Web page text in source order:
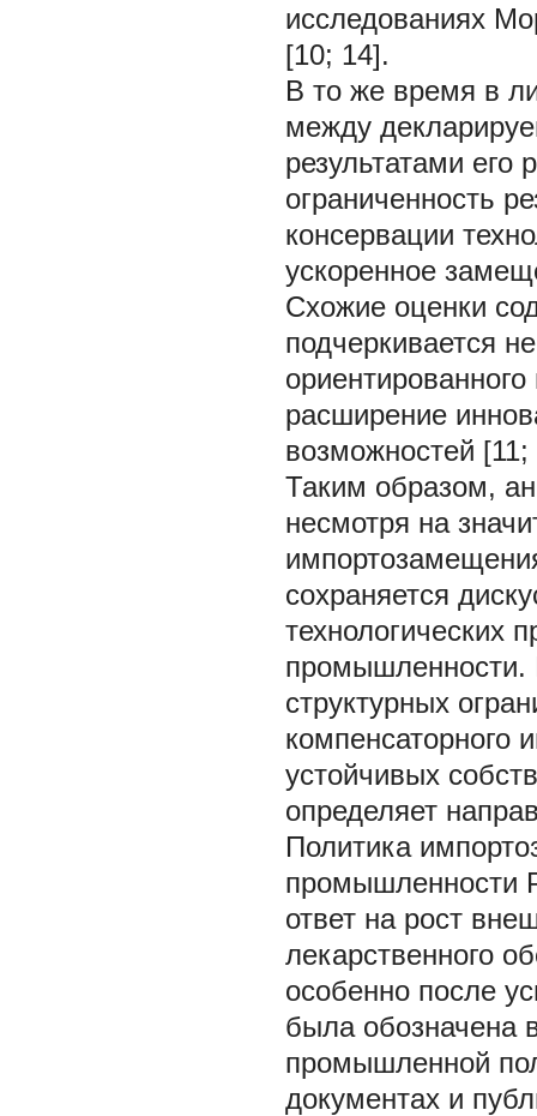
исследованиях
[10; 14].
В то же время в
между
результатами
ограниченность
консервации
ускоренное
Схожие оценки
подчеркивается
расширение
возможностей [11;
Таким образом,
несмотря на
сохраняется
технологических
промышленности.
структурных
устойчивых
определяет
Политика
промышленности
ответ на рост
лекарственного
особенно после
была обозначена
промышленной
документах и